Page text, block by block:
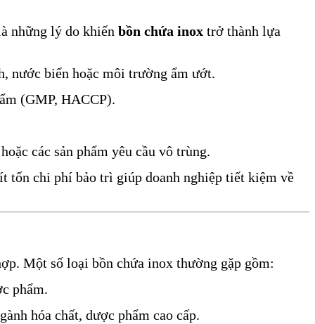
những lý do khiến bồn chứa inox trở thành lựa
nước biển hoặc môi trường ẩm ướt.
(GMP, HACCP).
các sản phẩm yêu cầu vô trùng.
tốn chi phí bảo trì giúp doanh nghiệp tiết kiệm về
Một số loại bồn chứa inox thường gặp gồm:
phẩm.
hóa chất, dược phẩm cao cấp.